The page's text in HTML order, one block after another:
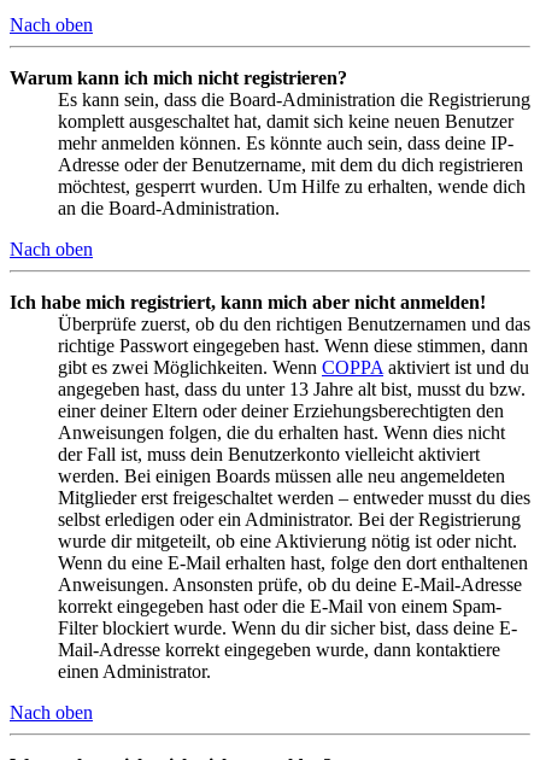
Nach oben
Warum kann ich mich nicht registrieren?
Es kann sein, dass die Board-Administration die Registrierung
komplett ausgeschaltet hat, damit sich keine neuen Benutzer
mehr anmelden können. Es könnte auch sein, dass deine IP-
Adresse oder der Benutzername, mit dem du dich registrieren
möchtest, gesperrt wurden. Um Hilfe zu erhalten, wende dich
an die Board-Administration.
Nach oben
Ich habe mich registriert, kann mich aber nicht anmelden!
Überprüfe zuerst, ob du den richtigen Benutzernamen und das
richtige Passwort eingegeben hast. Wenn diese stimmen, dann
gibt es zwei Möglichkeiten. Wenn COPPA aktiviert ist und du
angegeben hast, dass du unter 13 Jahre alt bist, musst du bzw.
einer deiner Eltern oder deiner Erziehungsberechtigten den
Anweisungen folgen, die du erhalten hast. Wenn dies nicht
der Fall ist, muss dein Benutzerkonto vielleicht aktiviert
werden. Bei einigen Boards müssen alle neu angemeldeten
Mitglieder erst freigeschaltet werden – entweder musst du dies
selbst erledigen oder ein Administrator. Bei der Registrierung
wurde dir mitgeteilt, ob eine Aktivierung nötig ist oder nicht.
Wenn du eine E-Mail erhalten hast, folge den dort enthaltenen
Anweisungen. Ansonsten prüfe, ob du deine E-Mail-Adresse
korrekt eingegeben hast oder die E-Mail von einem Spam-
Filter blockiert wurde. Wenn du dir sicher bist, dass deine E-
Mail-Adresse korrekt eingegeben wurde, dann kontaktiere
einen Administrator.
Nach oben